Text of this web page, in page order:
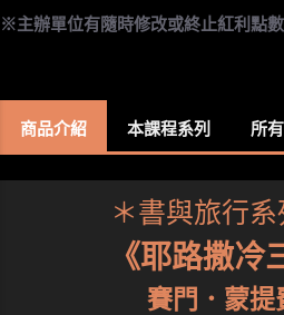
※主辦單位有隨時修改或終止紅利點數
商品介紹 本課程系列 所
＊書與旅行
《耶路撒冷
賽門．蒙提